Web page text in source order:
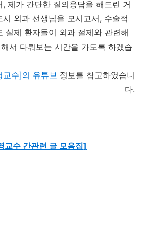
제가 간단한 질의응답을 해드린 거
외과 선생님을 모시고서, 수술적
실제 환자들이 외과 절제와 관련해
서 다뤄보는 시간을 가도록 하겠습
교수]의 유튜브 정보를 참고하였습니
다.
교수 간관련 글 모음집]